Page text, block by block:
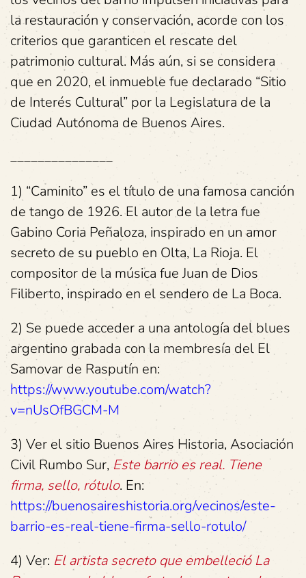
la restauración y conservación, acorde con los
criterios que garanticen el rescate del
patrimonio cultural. Más aún, si se considera
que en 2020, el inmueble fue declarado “Sitio
de Interés Cultural” por la Legislatura de la
Ciudad Autónoma de Buenos Aires.
_______________
1) “Caminito” es el título de una famosa canción
de tango de 1926. El autor de la letra fue
Gabino Coria Peñaloza, inspirado en un amor
secreto de su pueblo en Olta, La Rioja. El
compositor de la música fue Juan de Dios
Filiberto, inspirado en el sendero de La Boca.
2) Se puede acceder a una antología del blues
argentino grabada con la membresía del El
Samovar de Rasputín en:
https://www.youtube.com/watch?
v=nUsOfBGCM-M
3) Ver el sitio Buenos Aires Historia, Asociación
Civil Rumbo Sur, Este barrio es real. Tiene
firma, sello, rótulo. En:
https://buenosaireshistoria.org/vecinos/este-
barrio-es-real-tiene-firma-sello-rotulo/
4) Ver: El artista secreto que embelleció La